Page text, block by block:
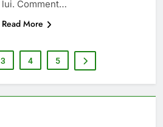
lui. Comment…
Read More
3 4 5